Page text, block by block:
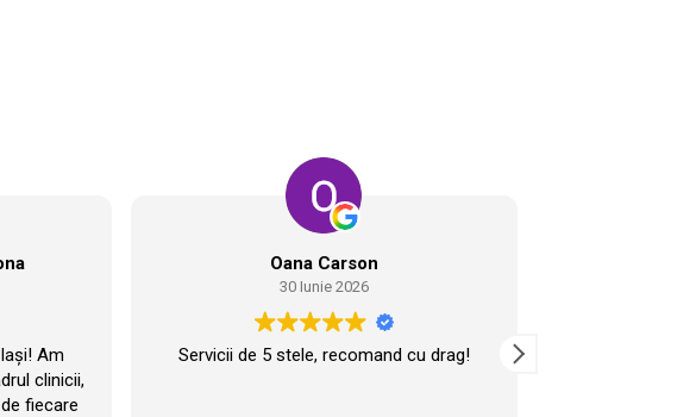
Am
clinicii,
fiecare
Oana Carson
30 Iunie 2026
Servicii de 5 stele, recomand cu drag!